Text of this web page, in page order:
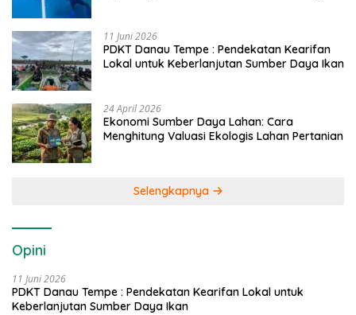
11 Juni 2026
PDKT Danau Tempe : Pendekatan Kearifan
Lokal untuk Keberlanjutan Sumber Daya Ikan
24 April 2026
Ekonomi Sumber Daya Lahan: Cara
Menghitung Valuasi Ekologis Lahan Pertanian
Selengkapnya
Opini
11 Juni 2026
PDKT Danau Tempe : Pendekatan Kearifan Lokal untuk
Keberlanjutan Sumber Daya Ikan